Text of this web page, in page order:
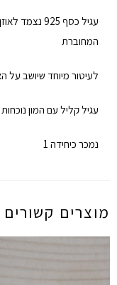
עגיל כסף
המחוברת
לעיטור מיוחד שיושב על
עגיל קליל עם המון נוכחות
נמכר כיחידה 1
מוצרים קשורים